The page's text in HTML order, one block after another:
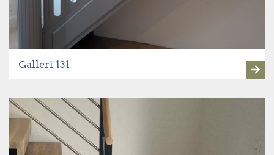
Galleri 131